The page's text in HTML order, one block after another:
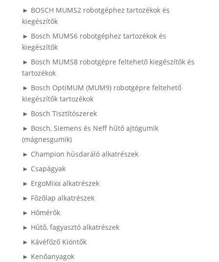
► BOSCH MUMS2 robotgéphez tartozékok és
kiegészítők
► Bosch MUMS6 robotgéphez tartozékok és
kiegészítők
► Bosch MUMS8 robotgépre feltehető kiegészítők és
tartozékok
► Bosch OptiMUM (MUM9) robotgépre feltehető
kiegészítők tartozékok
► Bosch Tisztítószerek
► Bosch, Siemens és Neff hűtő ajtógumik
(mágnesgumik)
► Champion húsdaráló alkatrészek
► Csapágyak
► ErgoMixx alkatrészek
► Főzőlap alkatrészek
► Hőmérők
► Hűtő, fagyasztó alkatrészek
► Kávéfőző Kiöntők
► Kenőanyagok